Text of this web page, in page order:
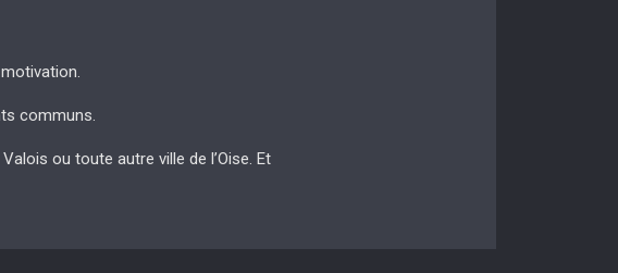
communs.
ou toute autre ville de l’Oise. Et